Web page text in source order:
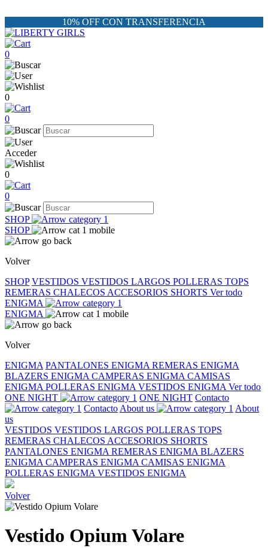
10% OFF CON TRANSFERENCIA
0
0
0
Acceder
0
0
SHOP
SHOP
Volver
SHOP VESTIDOS VESTIDOS LARGOS POLLERAS TOPS
REMERAS CHALECOS ACCESORIOS SHORTS Ver todo
ENIGMA
ENIGMA
Volver
ENIGMA PANTALONES ENIGMA REMERAS ENIGMA
BLAZERS ENIGMA CAMPERAS ENIGMA CAMISAS
ENIGMA POLLERAS ENIGMA VESTIDOS ENIGMA Ver todo
ONE NIGHT
ONE NIGHT Contacto
Contacto About us
About
us
VESTIDOS VESTIDOS LARGOS POLLERAS TOPS
REMERAS CHALECOS ACCESORIOS SHORTS
PANTALONES ENIGMA REMERAS ENIGMA BLAZERS
ENIGMA CAMPERAS ENIGMA CAMISAS ENIGMA
POLLERAS ENIGMA VESTIDOS ENIGMA
Volver
Vestido Opium Volare